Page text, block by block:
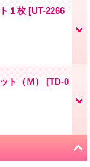
１枚 [UT-2266
ト（Ｍ） [TD-0